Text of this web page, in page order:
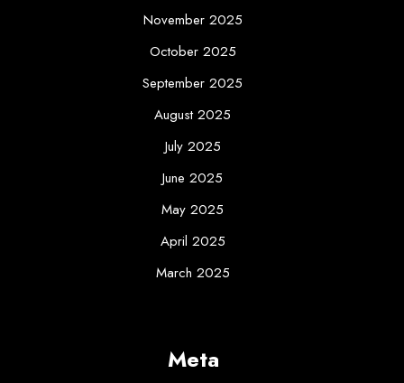
November 2025
October 2025
September 2025
August 2025
July 2025
June 2025
May 2025
April 2025
March 2025
Meta